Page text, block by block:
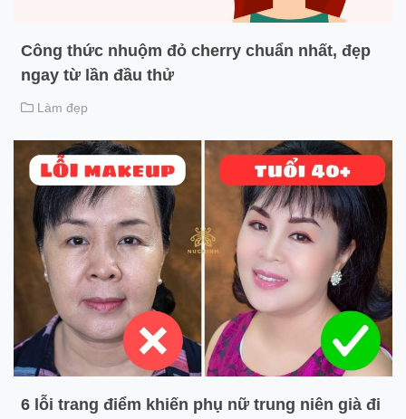
Công thức nhuộm đỏ cherry chuẩn nhất, đẹp
ngay từ lần đầu thử
Làm đẹp
6 lỗi trang điểm khiến phụ nữ trung niên già đi